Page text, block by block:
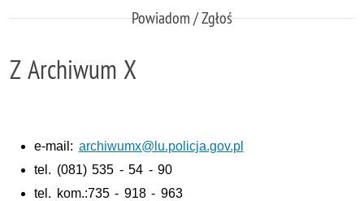
Powiadom / Zgłoś
Z Archiwum X
e-mail: archiwumx@lu.policja.gov.pl
tel. (081) 535 - 54 - 90
tel. kom.:735 - 918 - 963